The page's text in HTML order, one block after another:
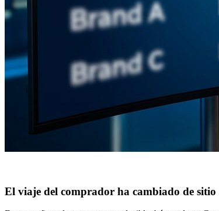
El viaje del comprador ha cambiado de sitio